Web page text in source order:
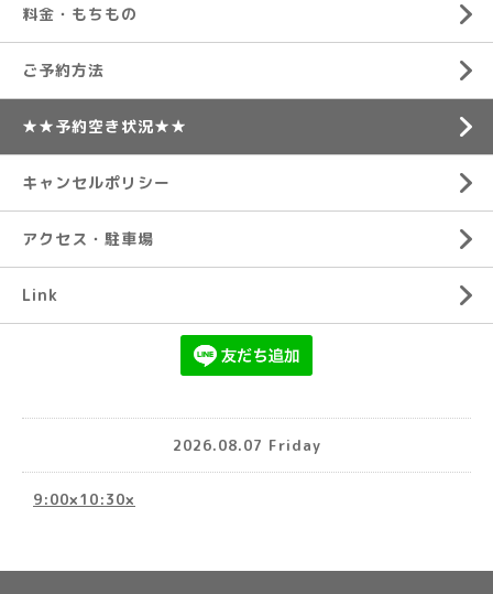
料金・もちもの
ご予約方法
★★予約空き状況★★
キャンセルポリシー
アクセス・駐車場
Link
2026.08.07 Friday
9:00×10:30×